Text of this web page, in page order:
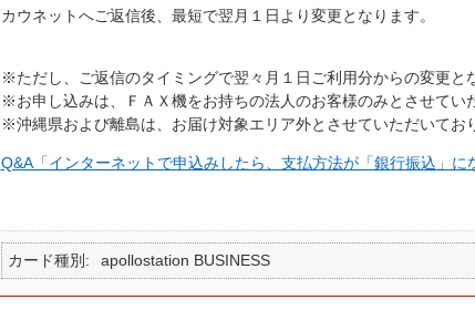
カウネットへご返信後、最短で翌月１日より変更となります。
※ただし、ご返信のタイミングで翌々月１日ご利用分からの変更と
※お申し込みは、ＦＡＸ機をお持ちの法人のお客様のみとさせてい
※沖縄県および離島は、お届け対象エリア外とさせていただいてお
Q&A「インターネットで申込みしたら、支払方法が「銀行振込」に
カード種別 apollostation BUSINESS